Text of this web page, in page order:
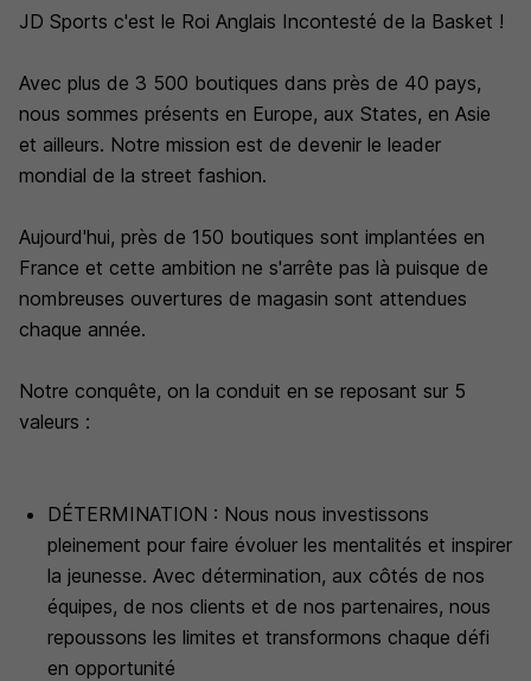
JD Sports c'est le Roi Anglais Incontesté de la Basket !
Avec plus de 3 500 boutiques dans près de 40 pays,
nous sommes présents en Europe, aux States, en Asie
et ailleurs. Notre mission est de devenir le leader
mondial de la street fashion.
Aujourd'hui, près de 150 boutiques sont implantées en
France et cette ambition ne s'arrête pas là puisque de
nombreuses ouvertures de magasin sont attendues
chaque année.
Notre conquête, on la conduit en se reposant sur 5
valeurs :
DÉTERMINATION : Nous nous investissons
pleinement pour faire évoluer les mentalités et inspirer
la jeunesse. Avec détermination, aux côtés de nos
équipes, de nos clients et de nos partenaires, nous
repoussons les limites et transformons chaque défi
en opportunité